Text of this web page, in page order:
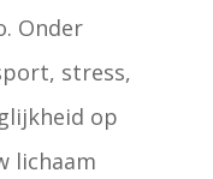
Onder
stress,
op
lichaam